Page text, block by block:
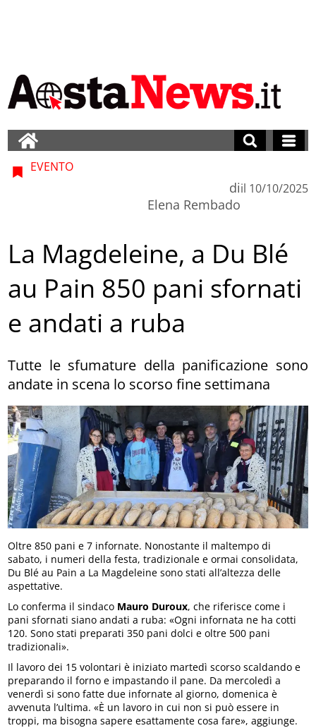
EVENTO
di
Elena Rembado
il 10/10/2025
La Magdeleine, a Du Blé
au Pain 850 pani sfornati
e andati a ruba
Tutte le sfumature della panificazione sono
andate in scena lo scorso fine settimana
Oltre 850 pani e 7 infornate. Nonostante il maltempo di
sabato, i numeri della festa, tradizionale e ormai consolidata,
Du Blé au Pain a La Magdeleine sono stati all’altezza delle
aspettative.
Lo conferma il sindaco Mauro Duroux, che riferisce come i
pani sfornati siano andati a ruba: «Ogni infornata ne ha cotti
120. Sono stati preparati 350 pani dolci e oltre 500 pani
tradizionali».
Il lavoro dei 15 volontari è iniziato martedì scorso scaldando e
preparando il forno e impastando il pane. Da mercoledì a
venerdì si sono fatte due infornate al giorno, domenica è
avvenuta l’ultima. «È un lavoro in cui non si può essere in
troppi, ma bisogna sapere esattamente cosa fare», aggiunge.